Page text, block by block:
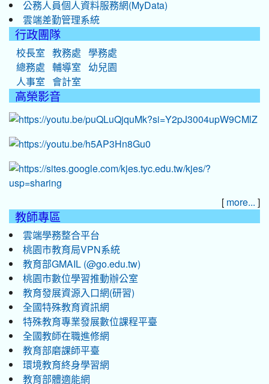
公務人員個人資料服務網(MyData)
雲端差勤管理系統
行政團隊
校長室 教務處
學務處
總務處
輔導室
幼兒園
人事室
會計室
高榮影音
[ more... ]
教師專區
雲端學務整合平台
桃園市教育局VPN系統
教育部GMAIL (@go.edu.tw)
桃園市數位學習推動辦公室
教育發展資源入口網(研習)
全國特殊教育資訊網
特殊教育專業發展數位課程平臺
全國教師在職進修網
教育部磨課師平臺
環境教育終身學習網
教育部體適能網